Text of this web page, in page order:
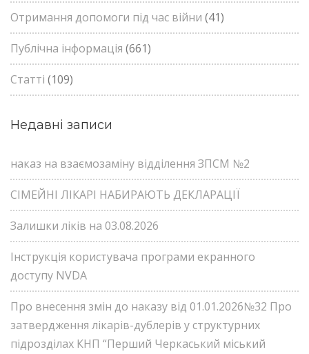
Отримання допомоги під час війни (41)
Публічна інформація (661)
Статті (109)
Недавні записи
наказ на взаємозаміну відділення ЗПСМ №2
СІМЕЙНІ ЛІКАРІ НАБИРАЮТЬ ДЕКЛАРАЦІЇ
Залишки ліків на 03.08.2026
Інструкція користувача програми екранного
доступу NVDA
Про внесення змін до наказу від 01.01.2026№32 Про
затвердження лікарів-дублерів у структурних
підрозділах КНП “Перший Черкаський міський